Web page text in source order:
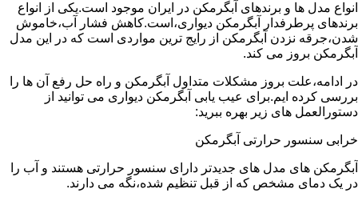
انواع مدل ها و برندهای آبگرمکن در ایران موجود است.یکی از انواع
برندهای پرطرفدار آبگرمکن دیواری،است.کاهش فشار آب،خاموش
شدن،جرقه نزدن آبگرمکن از رایج ترین مواردی است که در این مدل
آبگرمکن بروز می کند.
در ادامه،علت بروز مشکلات متداول آبگرمکن و راه حل رفع آن ها را
بررسی کرده ایم.برای عیب یابی آبگرمکن دیواری می توانید از
دستورالعمل های زیر بهره ببرید:
خرابی سنسور حرارتی آبگرمکن
آبگرمکن های مدل های جدیدتر دارای سنسور حرارتی هستند و آب را
در یک دمای مشخص که از قبل تنظیم شده،نگه می دارند.